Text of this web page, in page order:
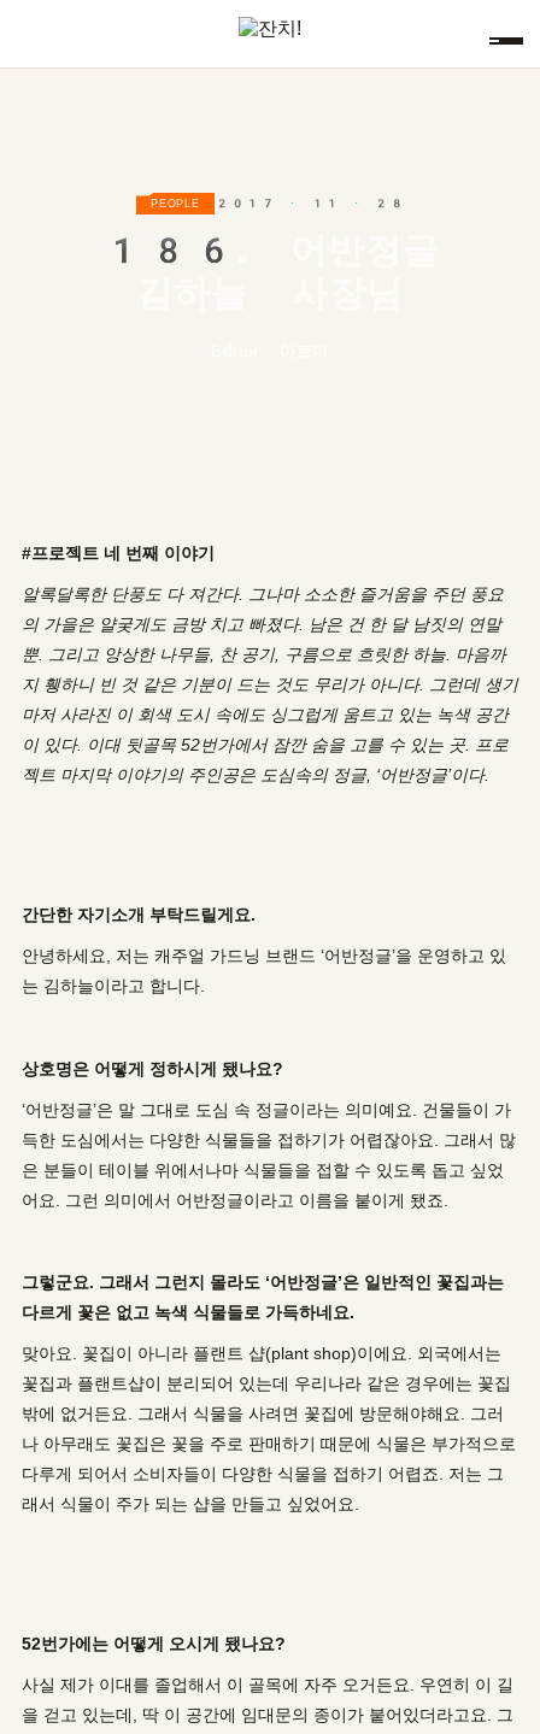
PEOPLE 2017 · 11 · 28
186.
#프로젝트 네 번째 이야기
알록달록한 단풍도 다 져간다. 그나마 소소한 즐거움을 주던 풍요
의 가을은 얄궂게도 금방 치고 빠졌다. 남은 건 한 달 남짓의 연말
뿐. 그리고 앙상한 나무들, 찬 공기, 구름으로 흐릿한 하늘. 마음까
지 휑하니 빈 것 같은 기분이 드는 것도 무리가 아니다. 그런데 생기
마저 사라진 이 회색 도시 속에도 싱그럽게 움트고 있는 녹색 공간
이 있다. 이대 뒷골목 52번가에서 잠깐 숨을 고를 수 있는 곳. 프로
젝트 마지막 이야기의 주인공은 도심속의 정글, ‘어반정글’이다.
간단한 자기소개 부탁드릴게요.
안녕하세요, 저는 캐주얼 가드닝 브랜드 ‘어반정글’을 운영하고 있
는 김하늘이라고 합니다.
상호명은 어떻게 정하시게 됐나요?
‘어반정글’은 말 그대로 도심 속 정글이라는 의미예요. 건물들이 가
득한 도심에서는 다양한 식물들을 접하기가 어렵잖아요. 그래서 많
은 분들이 테이블 위에서나마 식물들을 접할 수 있도록 돕고 싶었
어요. 그런 의미에서 어반정글이라고 이름을 붙이게 됐죠.
그렇군요. 그래서 그런지 몰라도 ‘어반정글’은 일반적인 꽃집과는
다르게 꽃은 없고 녹색 식물들로 가득하네요.
맞아요. 꽃집이 아니라 플랜트 샵(plant shop)이에요. 외국에서는
꽃집과 플랜트샵이 분리되어 있는데 우리나라 같은 경우에는 꽃집
밖에 없거든요. 그래서 식물을 사려면 꽃집에 방문해야해요. 그러
나 아무래도 꽃집은 꽃을 주로 판매하기 때문에 식물은 부가적으로
다루게 되어서 소비자들이 다양한 식물을 접하기 어렵죠. 저는 그
래서 식물이 주가 되는 샵을 만들고 싶었어요.
52번가에는 어떻게 오시게 됐나요?
사실 제가 이대를 졸업해서 이 골목에 자주 오거든요. 우연히 이 길
을 걷고 있는데, 딱 이 공간에 임대문의 종이가 붙어있더라고요. 그